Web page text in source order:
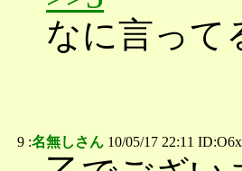
なに言って
9 :名無しさん 10/05/17 22:11